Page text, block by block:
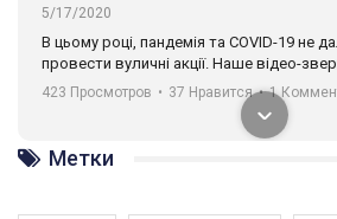
5/17/2020
В цьому році, пандемія та COVІD-19 не
провести вуличні акції. Наше відео-
навіть коли ми у різних містах та не
разом. Ми закликаємо всіх хто поділяє
солідарності, приєднатися до нас.
ГАУ є в 16 областях України.
Разом наш голос лунає гучніше!
423 Просмотров • 37 Нравится • 1
Метки